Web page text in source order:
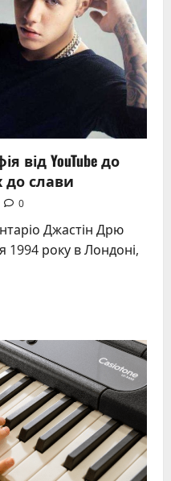
від YouTube до
до слави
0
Джастін Дрю
1994 року в Лондоні,